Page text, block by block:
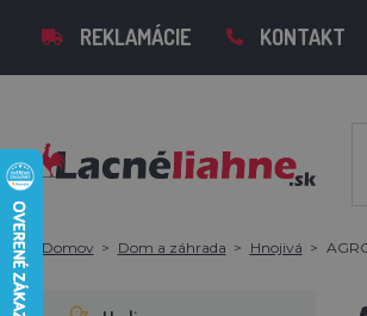
REKLAMÁCIE KONTAKT
Domov Dom a záhrada Hnojivá